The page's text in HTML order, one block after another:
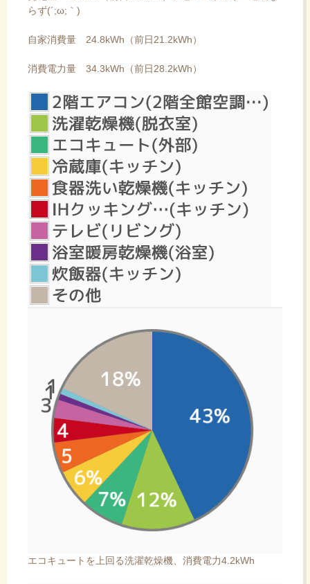
らず(´;ω;｀)
自家消費量 24.8kWh（前日21.2kWh）
消費電力量 34.3kWh（前日28.2kWh）
エコキュートを上回る洗濯乾燥機、消費電力4.2kWh